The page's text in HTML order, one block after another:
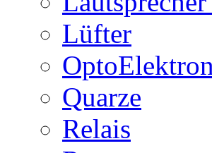
Lüfter
Quarze
Relais